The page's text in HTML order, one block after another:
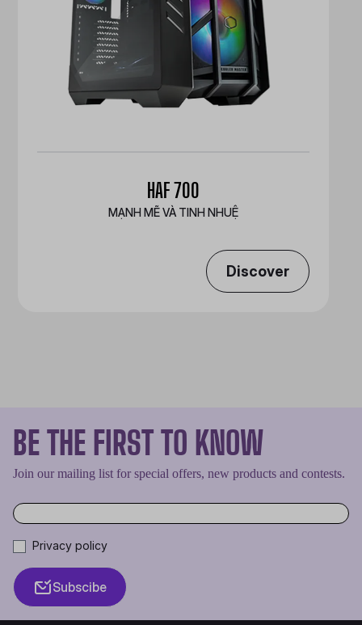
HAF 700
MẠNH MẼ VÀ TINH NHUỆ
Discover
BE THE FIRST TO KNOW
Join our mailing list for special offers, new products and contests.
Privacy policy
Subscibe